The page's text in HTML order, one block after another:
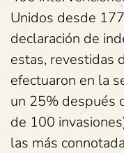
Unidos desde
declaración de
estas, revestidas
efectuaron en la
un 25% después
de 100
las más